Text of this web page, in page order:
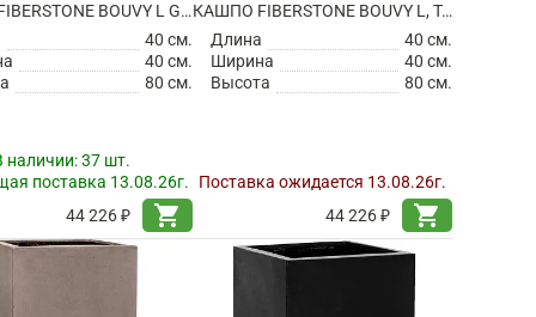
КАШПО FIBERSTONE BOUVY L GREY
40 см.
40 см.
80 см.
наличии:37 шт.
поставка 13.08.26г.
44 226 ₽
shopping_cart
КАШПО FIBERSTONE BOUVY L, TAUPE
Длина
40 см.
Ширина
40 см.
Высота
80 см.
Поставка ожидается 13.08.26г.
44 226 ₽
shopping_cart